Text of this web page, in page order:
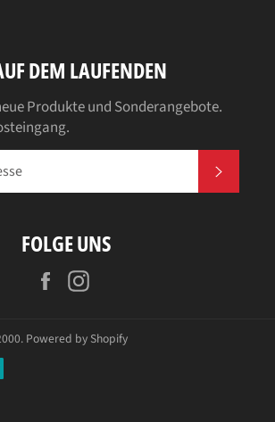
DEM LAUFENDEN
Produkte und Sonderangebote.
FOLGE UNS
Facebook
. Powered by Shopify